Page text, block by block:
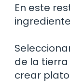
En este
de la
crear